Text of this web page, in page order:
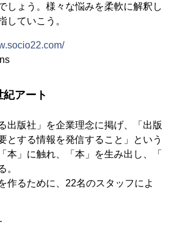
しょう。様々な悩みを柔軟に解釈し
していこう。
アート
出版社」を企業理念に掲げ、「出版
とする情報を発信すること」という
本」に触れ、「本」を生み出し、「
。
作るために、22名のスタッフによ